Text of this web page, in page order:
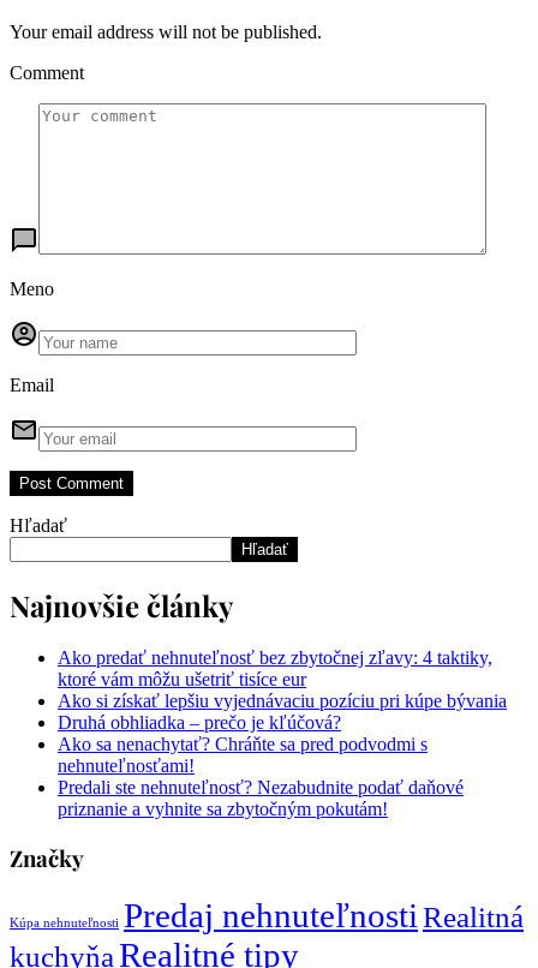
Your email address will not be published.
Comment
Meno
Email
Hľadať
Hľadať
Najnovšie články
Ako predať nehnuteľnosť bez zbytočnej zľavy: 4 taktiky,
ktoré vám môžu ušetriť tisíce eur
Ako si získať lepšiu vyjednávaciu pozíciu pri kúpe bývania
Druhá obhliadka – prečo je kľúčová?
Ako sa nenachytať? Chráňte sa pred podvodmi s
nehnuteľnosťami!
Predali ste nehnuteľnosť? Nezabudnite podať daňové
priznanie a vyhnite sa zbytočným pokutám!
Značky
Kúpa nehnuteľnosti Predaj nehnuteľnosti Realitná
kuchyňaRealitné tipy